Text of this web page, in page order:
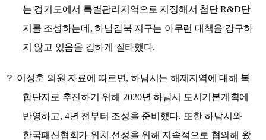
는 경기도에서 특별관리지역으로 지정해서 첨단R&D단
지를 조성하는데 ,하남감북 지구는 아무런 대책을 강구하
지 않고 있음을 강하게 질타했다.
？ 이정훈 의원 자료에 따르면,하남시는 해제지역에 대해 복
합단지로 추진하기 위해 2020년 하남시 도시기본계획에
반영하고, 4년 전부터 조성을 준비했다. 또한 하남시와
한국패션협회가 위치 선정을 위해 지속적으로 협의해 왔